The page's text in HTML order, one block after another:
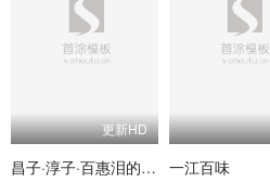
更新HD
昌子·淳子·百惠泪的毕业典礼 一江百味